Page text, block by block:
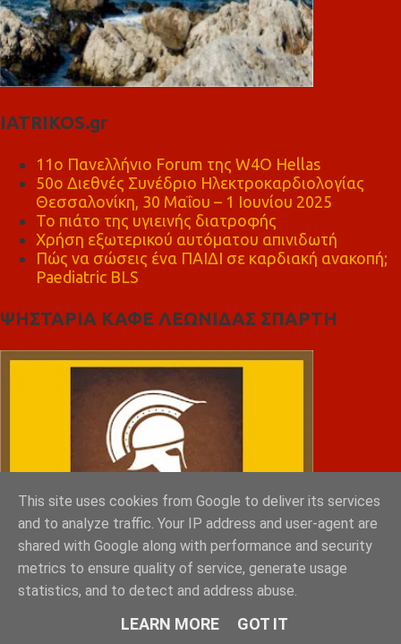
IATRIKOS.gr
11ο Πανελλήνιο Forum της W4O Hellas
50ο Διεθνές Συνέδριο Ηλεκτροκαρδιολογίας
Θεσσαλονίκη, 30 Μαΐου – 1 Ιουνίου 2025
Το πιάτο της υγιεινής διατροφής
Χρήση εξωτερικού αυτόματου απινιδωτή
Πώς να σώσεις ένα ΠΑΙΔΙ σε καρδιακή ανακοπή;
Paediatric BLS
ΨΗΣΤΑΡΙΑ ΚΑΦΕ ΛΕΩΝΙΔΑΣ ΣΠΑΡΤΗ
This site uses cookies from Google to deliver its services
and to analyze traffic. Your IP address and user-agent are
shared with Google along with performance and security
metrics to ensure quality of service, generate usage
statistics, and to detect and address abuse.
LEARN MORE GOT IT